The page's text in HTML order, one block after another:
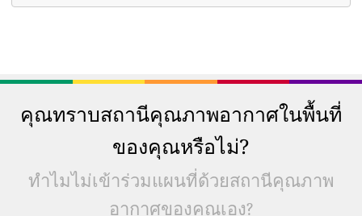
คุณทราบสถานีคุณภาพอากาศในพื้นที่
ของคุณหรือไม่?
ทำไมไม่เข้าร่วมแผนที่ด้วยสถานีคุณภาพ
อากาศของคุณเอง?